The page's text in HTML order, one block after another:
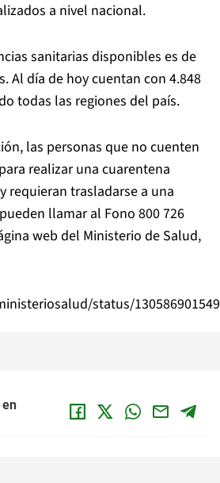
a nivel nacional.
sanitarias disponibles es de
Al día de hoy cuentan con 4.848
todas las regiones del país.
las personas que no cuenten
realizar una cuarentena
requieran trasladarse a una
llamar al Fono 800 726
web del Ministerio de Salud,
status/